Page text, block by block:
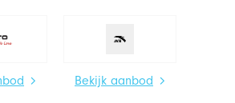
Bekijk aanbod